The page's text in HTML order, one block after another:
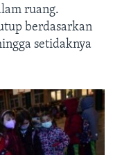
ruang.
berdasarkan
setidaknya